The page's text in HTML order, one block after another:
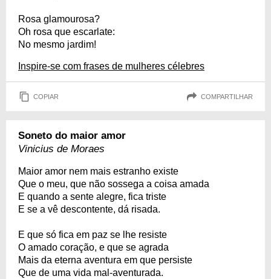
Rosa glamourosa?
Oh rosa que escarlate:
No mesmo jardim!
Inspire-se com frases de mulheres célebres
COPIAR COMPARTILHAR
Soneto do maior amor
Vinicius de Moraes
Maior amor nem mais estranho existe
Que o meu, que não sossega a coisa amada
E quando a sente alegre, fica triste
E se a vê descontente, dá risada.
E que só fica em paz se lhe resiste
O amado coração, e que se agrada
Mais da eterna aventura em que persiste
Que de uma vida mal-aventurada.